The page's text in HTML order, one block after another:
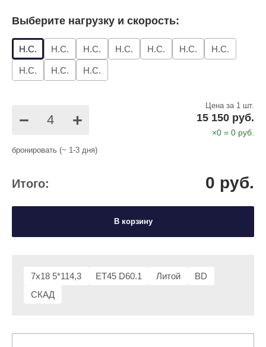
7x18 5*114,3 ET45 D60.1 Литой
BD
СКАД
Выберите нагрузку и скорость:
Н.С. Н.С. Н.С. Н.С. Н.С. Н.С. Н.С.
Н.С. Н.С. Н.С.
− +
Цена за 1 шт.
15 150 руб.
×0 = 0 руб.
бронировать (~ 1-3 дня)
Итого: 0 руб.
В корзину